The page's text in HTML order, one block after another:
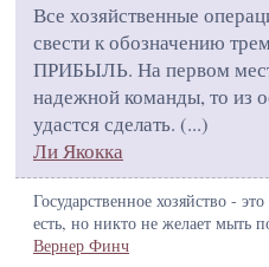
Все хозяйственные
свести к обозначению
ПРИБЫЛЬ. На первом
надежной команды, то из
удастся сделать. (...)
Ли Якокка
Государственное хозяйство -
есть, но никто не желает мыть
Вернер Финч